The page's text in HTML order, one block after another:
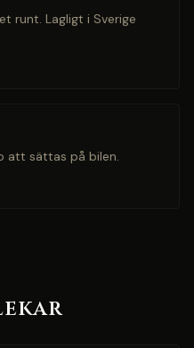
runt. Lagligt i Sverige
att sättas på bilen.